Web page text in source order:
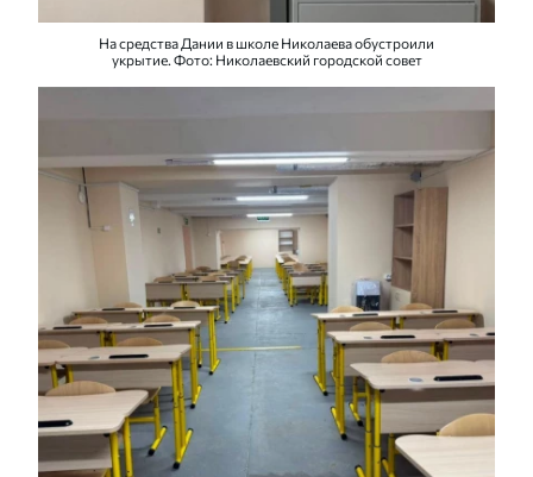
На средства Дании в школе Николаева обустроили
укрытие. Фото: Николаевский городской совет